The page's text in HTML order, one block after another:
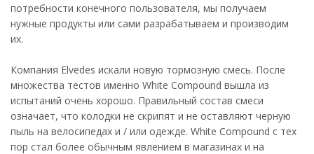
потребности конечного пользователя, мы получаем
нужные продукты или сами разрабатываем и производим
их.
Компания Elvedes искали новую тормозную смесь. После
множества тестов именно White Compound вышла из
испытаний очень хорошо. Правильный состав смеси
означает, что колодки не скрипят и не оставляют черную
пыль на велосипедах и / или одежде. White Compound с тех
пор стал более обычным явлением в магазинах и на